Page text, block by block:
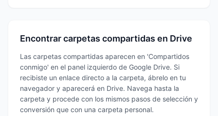
Encontrar carpetas compartidas en Drive
Las carpetas compartidas aparecen en 'Compartidos
conmigo' en el panel izquierdo de Google Drive. Si
recibiste un enlace directo a la carpeta, ábrelo en tu
navegador y aparecerá en Drive. Navega hasta la
carpeta y procede con los mismos pasos de selección y
conversión que con una carpeta personal.